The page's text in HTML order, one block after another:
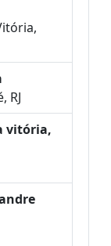
RJ
vitória,